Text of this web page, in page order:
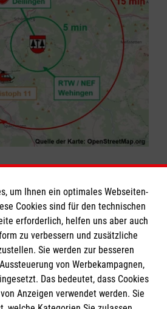
um Ihnen ein optimales Webseiten-
Cookies sind für den technischen
erforderlich, helfen uns aber auch
zu verbessern und zusätzliche
Sie werden zur besseren
von Werbekampagnen,
Das bedeutet, dass Cookies
Anzeigen verwendet werden. Sie